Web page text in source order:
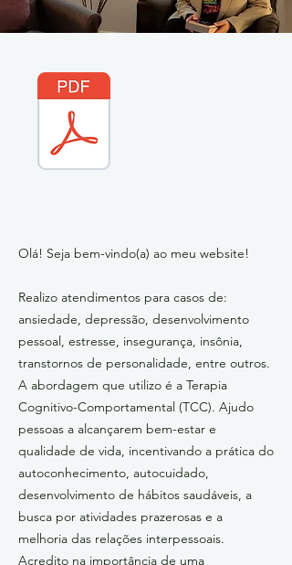
Olá! Seja bem-vindo(a) ao meu website!
Realizo atendimentos para casos de:
ansiedade, depressão, desenvolvimento
pessoal, estresse, insegurança, insônia,
transtornos de personalidade, entre outros.
A abordagem que utilizo é a Terapia
Cognitivo-Comportamental (TCC). Ajudo
pessoas a alcançarem bem-estar e
qualidade de vida, incentivando a prática do
autoconhecimento, autocuidado,
desenvolvimento de hábitos saudáveis, a
busca por atividades prazerosas e a
melhoria das relações interpessoais.
Acredito na importância de uma